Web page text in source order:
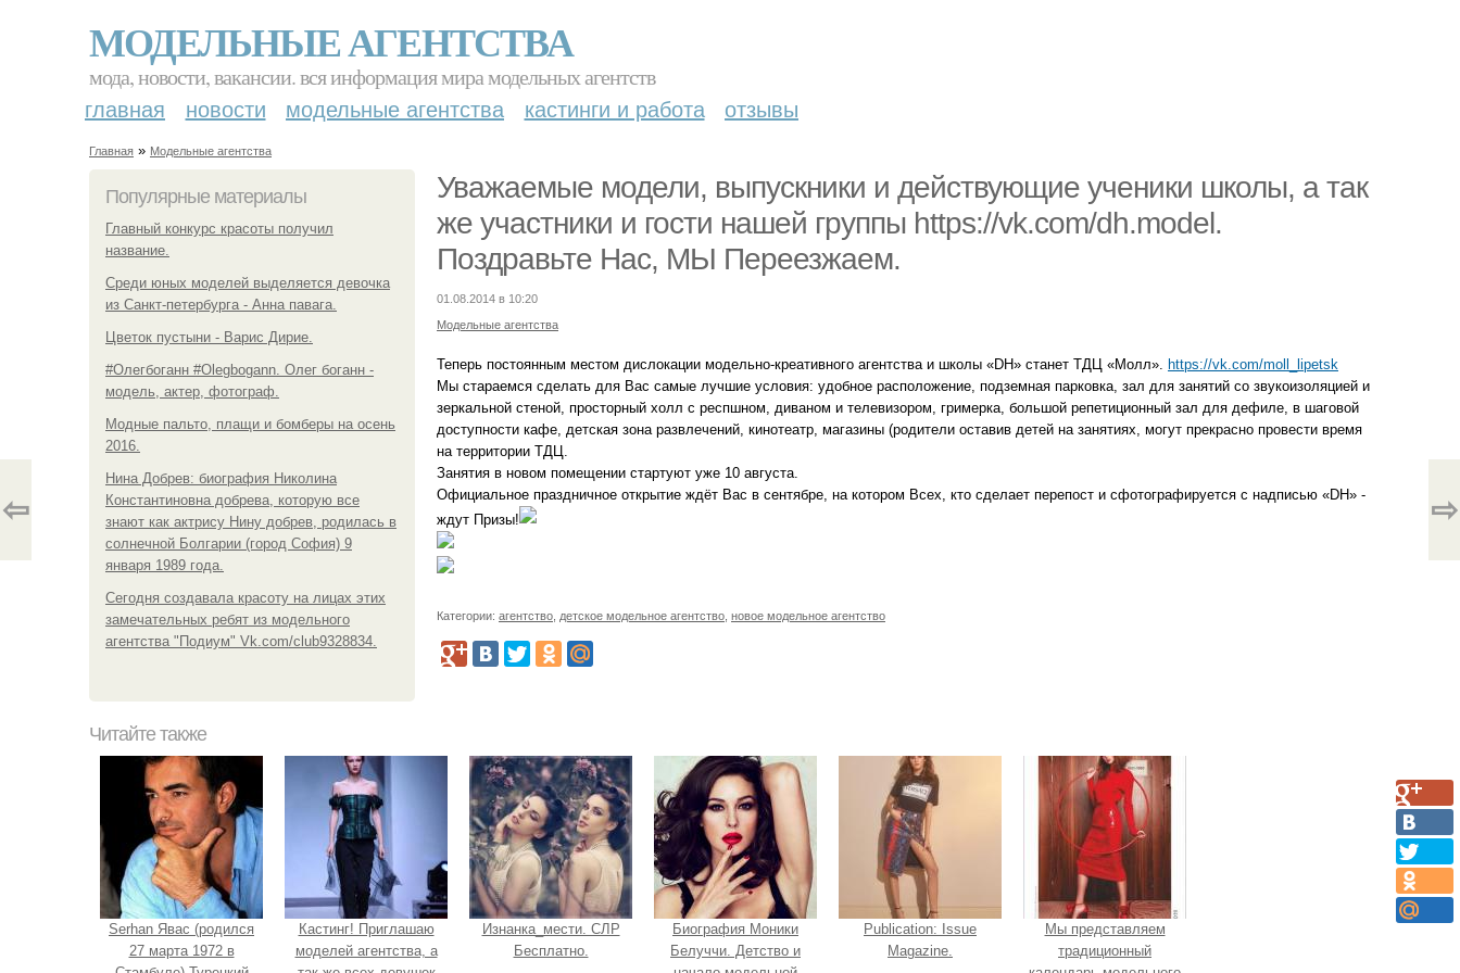
МОДЕЛЬНЫЕ АГЕНТСТВА
мода, новости, вакансии. вся информация мира модельных агентств
главная новости модельные агентства кастинги и работа отзывы
Главная » Модельные агентства
Популярные материалы
Главный конкурс красоты получил
название.
Среди юных моделей выделяется девочка
из Санкт-петербурга - Анна павага.
Цветок пустыни - Варис Дирие.
#Олегбоганн #Olegbogann. Олег боганн -
модель, актер, фотограф.
Модные пальто, плащи и бомберы на осень
2016.
Нина Добрев: биография Николина
Константиновна добрева, которую все
знают как актрису Нину добрев, родилась в
солнечной Болгарии (город София) 9
января 1989 года.
Сегодня создавала красоту на лицах этих
замечательных ребят из модельного
агентства "Подиум" Vk.com/club9328834.
Уважаемые модели, выпускники и действующие ученики школы, а так
же участники и гости нашей группы https://vk.com/dh.model.
Поздравьте Нас, МЫ Переезжаем.
01.08.2014 в 10:20
Модельные агентства
Теперь постоянным местом дислокации модельно-креативного агентства и школы «DH» станет ТДЦ «Молл». https://vk.com/moll_lipetsk
Мы стараемся сделать для Вас самые лучшие условия: удобное расположение, подземная парковка, зал для занятий со звукоизоляцией и
зеркальной стеной, просторный холл с респшном, диваном и телевизором, гримерка, большой репетиционный зал для дефиле, в шаговой
доступности кафе, детская зона развлечений, кинотеатр, магазины (родители оставив детей на занятиях, могут прекрасно провести время
на территории ТДЦ.
Занятия в новом помещении стартуют уже 10 августа.
Официальное праздничное открытие ждёт Вас в сентябре, на котором Всех, кто сделает перепост и сфотографируется с надписью «DH» -
ждут Призы!
Категории: агентство детское модельное агентство новое модельное агентство
⇦ ⇨
Читайте также
Serhan Явас (родился
27 марта 1972 в
Кастинг! Приглашаю
моделей агентства, а
Изнанка_мести. СЛР
Бесплатно.
Биография Моники
Белуччи. Детство и
Publication: Issue
Magazine.
Мы представляем
традиционный